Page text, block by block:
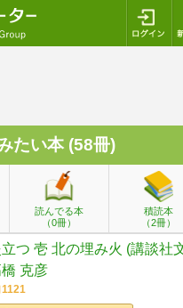
たい本 (58冊)
読んでる本
（0冊）
積読本
（2冊）
つ 壱 北の埋み火 (講談社
克彦
1121